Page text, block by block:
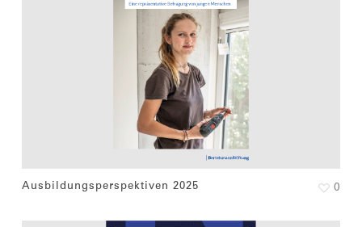
Ausbildungsperspektiven 2025 0